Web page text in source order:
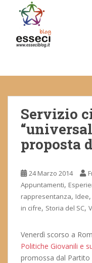
m
Servizio
proposta
24 Marzo 2014
Appuntamenti,
rappresentanza, Idee,
in cifre, Storia del SC,
Venerdì scorso a
Politiche Giovanili e
promossa dal